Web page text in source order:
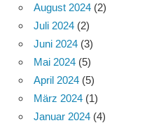
August 2024 (2)
Juli 2024 (2)
Juni 2024 (3)
Mai 2024 (5)
April 2024 (5)
März 2024 (1)
Januar 2024 (4)